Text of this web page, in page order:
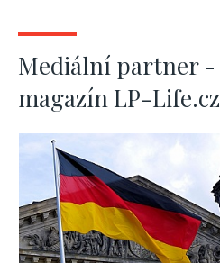
Mediální partner
magazín LP-Life.cz